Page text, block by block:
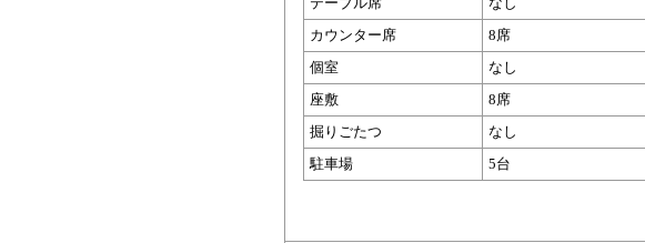
カウンター席
8席
個室
なし
座敷
8席
掘りごたつ
なし
駐車場
5台